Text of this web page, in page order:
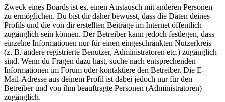
Zweck eines Boards ist es, einen Austausch mit anderen Personen
zu ermöglichen. Du bist dir daher bewusst, dass die Daten deines
Profils und die von dir erstellten Beiträge im Internet öffentlich
zugänglich sein können. Der Betreiber kann jedoch festlegen, dass
einzelne Informationen nur für einen eingeschränkten Nutzerkreis
(z. B. andere registrierte Benutzer, Administratoren etc.) zugänglich
sind. Wenn du Fragen dazu hast, suche nach entsprechenden
Informationen im Forum oder kontaktiere den Betreiber. Die E-
Mail-Adresse aus deinem Profil ist dabei jedoch nur für den
Betreiber und von ihm beauftragte Personen (Administratoren)
zugänglich.